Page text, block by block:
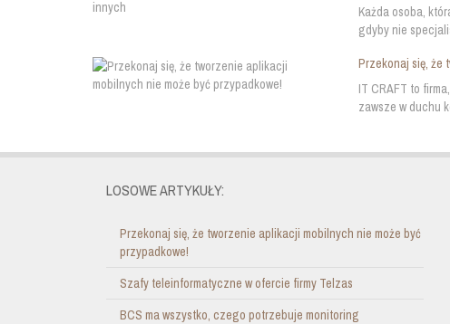
Każda osoba,
gdyby nie
Przekonaj się, że
IT CRAFT to
zawsze w duchu
LOSOWE ARTYKUŁY:
Przekonaj się, że tworzenie aplikacji mobilnych nie może być
przypadkowe!
Szafy teleinformatyczne w ofercie firmy Telzas
BCS ma wszystko, czego potrzebuje monitoring